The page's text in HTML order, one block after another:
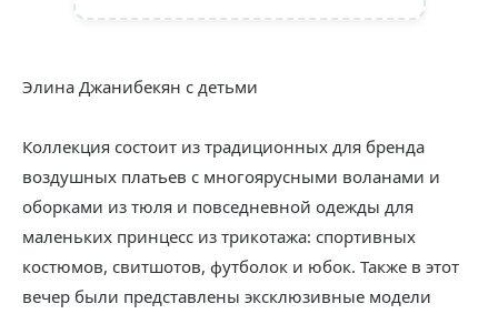
Элина Джанибекян с детьми
Коллекция состоит из традиционных для бренда
воздушных платьев с многоярусными воланами и
оборками из тюля и повседневной одежды для
маленьких принцесс из трикотажа: спортивных
костюмов, свитшотов, футболок и юбок. Также в этот
вечер были представлены эксклюзивные модели